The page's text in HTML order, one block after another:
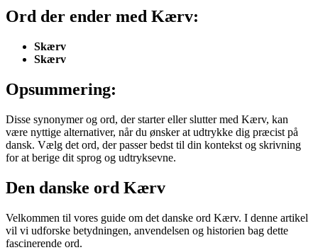
Ord der ender med Kærv:
Skærv
Skærv
Opsummering:
Disse synonymer og ord, der starter eller slutter med Kærv, kan
være nyttige alternativer, når du ønsker at udtrykke dig præcist på
dansk. Vælg det ord, der passer bedst til din kontekst og skrivning
for at berige dit sprog og udtryksevne.
Den danske ord Kærv
Velkommen til vores guide om det danske ord Kærv. I denne artikel
vil vi udforske betydningen, anvendelsen og historien bag dette
fascinerende ord.